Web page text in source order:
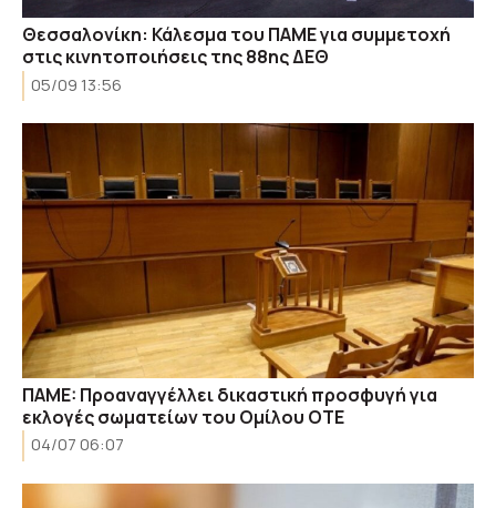
Θεσσαλονίκη: Κάλεσμα του ΠΑΜΕ για συμμετοχή
στις κινητοποιήσεις της 88ης ΔΕΘ
05/09 13:56
ΠAME: Προαναγγέλλει δικαστική προσφυγή για
εκλογές σωματείων του Ομίλου ΟΤΕ
04/07 06:07